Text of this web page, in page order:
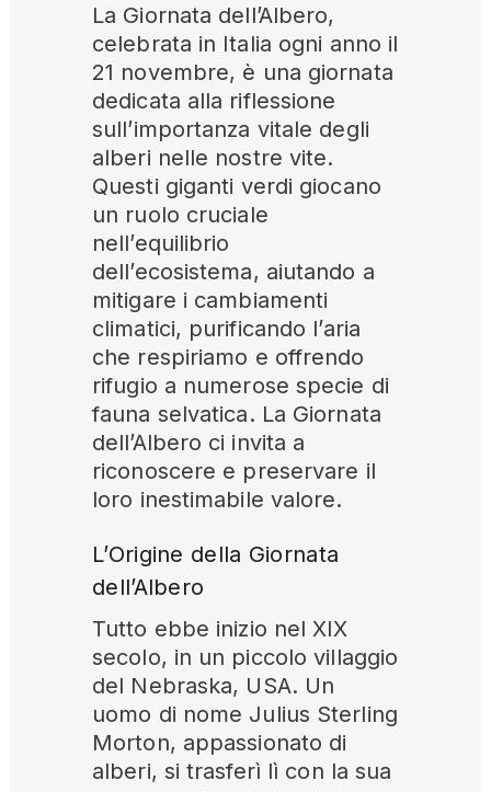
La Giornata dell’Albero,
celebrata in Italia ogni anno il
21 novembre, è una giornata
dedicata alla riflessione
sull’importanza vitale degli
alberi nelle nostre vite.
Questi giganti verdi giocano
un ruolo cruciale
nell’equilibrio
dell’ecosistema, aiutando a
mitigare i cambiamenti
climatici, purificando l’aria
che respiriamo e offrendo
rifugio a numerose specie di
fauna selvatica. La Giornata
dell’Albero ci invita a
riconoscere e preservare il
loro inestimabile valore.
L’Origine della Giornata
dell’Albero
Tutto ebbe inizio nel XIX
secolo, in un piccolo villaggio
del Nebraska, USA. Un
uomo di nome Julius Sterling
Morton, appassionato di
alberi, si trasferì lì con la sua